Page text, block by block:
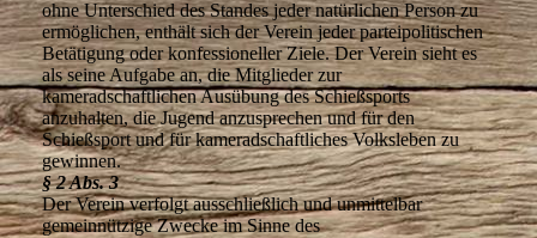
ohne Unterschied des Standes jeder natürlichen Person zu
ermöglichen, enthält sich der Verein jeder parteipolitischen
Betätigung oder konfessioneller Ziele. Der Verein sieht es
als seine Aufgabe an, die Mitglieder zur
kameradschaftlichen Ausübung des Schießsports
anzuhalten, die Jugend anzusprechen und für den
Schießsport und für kameradschaftliches Volksleben zu
gewinnen.
§ 2 Abs. 3
Der Verein verfolgt ausschließlich und unmittelbar
gemeinnützige Zwecke im Sinne des